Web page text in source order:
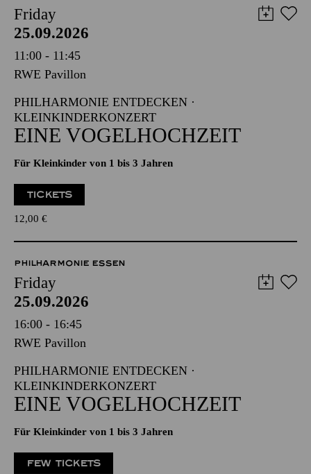
Friday
25.09.2026
11:00 - 11:45
RWE Pavillon
PHILHARMONIE ENTDECKEN ·
KLEINKINDERKONZERT
EINE VOGELHOCHZEIT
Für Kleinkinder von 1 bis 3 Jahren
TICKETS
12,00 €
PHILHARMONIE ESSEN
Friday
25.09.2026
16:00 - 16:45
RWE Pavillon
PHILHARMONIE ENTDECKEN ·
KLEINKINDERKONZERT
EINE VOGELHOCHZEIT
Für Kleinkinder von 1 bis 3 Jahren
FEW TICKETS